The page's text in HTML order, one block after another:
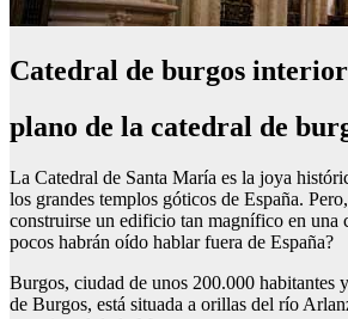
Catedral de burgos interior
plano de la catedral de
La Catedral de Santa María es la joya
los grandes templos góticos de España.
construirse un edificio tan magnífico en una
pocos habrán oído hablar fuera de España?
Burgos, ciudad de unos 200.000 habitantes
de Burgos, está situada a orillas del río